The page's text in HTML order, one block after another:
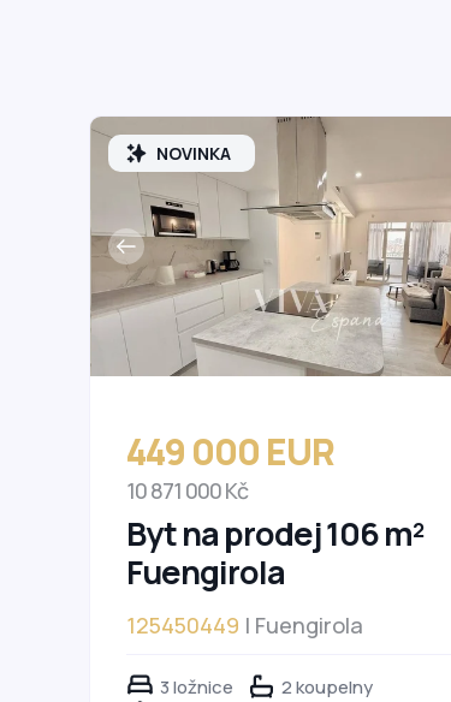
NOVINKA
449 000 EUR
10 871 000 Kč
Byt na prodej 106 m²
Fuengirola
125450449 | Fuengirola
3 ložnice
2 koupelny